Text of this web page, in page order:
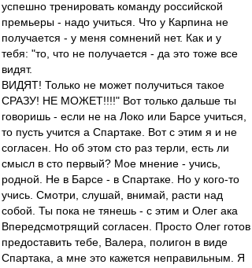
успешно тренировать команду российской
премьеры - надо учиться. Что у Карпина не
получается - у меня сомнений нет. Как и у
тебя: "то, что не получается - да это тоже все
видят.
ВИДЯТ! Только не может получиться такое
СРАЗУ! НЕ МОЖЕТ!!!!" Вот только дальше ты
говоришь - если не на Локо или Барсе учиться,
то пусть учится а Спартаке. Вот с этим я и не
согласен. Но об этом сто раз терли, есть ли
смысл в сто первый? Мое мнение - учись,
родной. Не в Барсе - в Спартаке. Но у кого-то
учись. Смотри, слушай, внимай, расти над
собой. Ты пока не тянешь - с этим и Олег ака
Впередсмотрящий согласен. Просто Олег готов
предоставить тебе, Валера, полигон в виде
Спартака, а мне это кажется неправильным. Я